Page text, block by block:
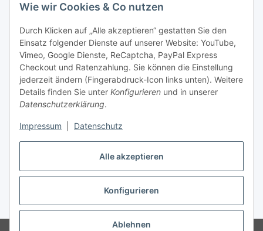
Alle akzeptieren
Konfigurieren
Ablehnen
Wie wir Cookies & Co nutzen
Durch Klicken auf „Alle akzeptieren“ gestatten Sie den
Einsatz folgender Dienste auf unserer Website: YouTube,
Vimeo, Google Dienste, ReCaptcha, PayPal Express
Checkout und Ratenzahlung. Sie können die Einstellung
jederzeit ändern (Fingerabdruck-Icon links unten). Weitere
Details finden Sie unter Konfigurieren und in unserer
Datenschutzerklärung.
Impressum Datenschutz
Unsere Seiten
Social Media
Vertrag widerrufen
* Alle Preise inkl. gesetzlicher USt., ** siehe Lieferbedingungen, zzgl.
Versand